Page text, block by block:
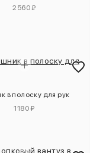
2560 ₽
в полоску для рук
1180 ₽